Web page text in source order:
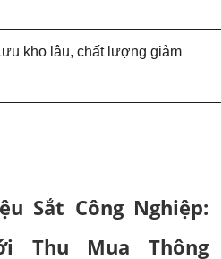
kho lâu, chất lượng giảm
Sắt Công Nghiệp:
Thu Mua Thông